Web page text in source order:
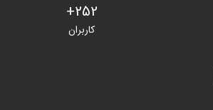
252+
کاربران